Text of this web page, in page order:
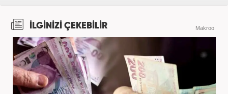
İLGİNİZİ ÇEKEBİLİR Makroo